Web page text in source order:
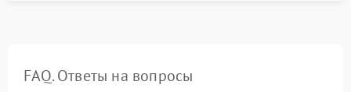
FAQ. Ответы на вопросы